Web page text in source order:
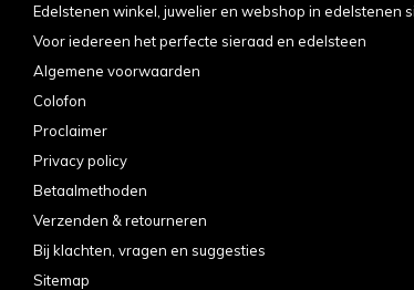
Edelstenen winkel, juwelier en webshop in edelstenen
Voor iedereen het perfecte sieraad en edelsteen
Algemene voorwaarden
Colofon
Proclaimer
Privacy policy
Betaalmethoden
Verzenden & retourneren
Bij klachten, vragen en suggesties
Sitemap